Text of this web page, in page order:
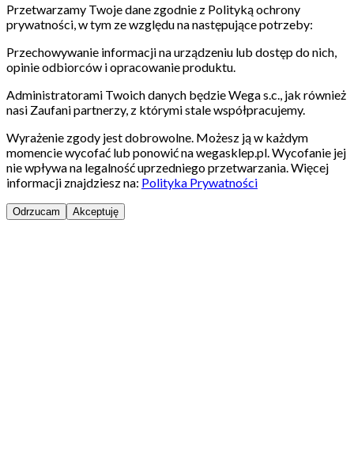
Przetwarzamy Twoje dane zgodnie z Polityką ochrony
prywatności, w tym ze względu na następujące potrzeby:
Przechowywanie informacji na urządzeniu lub dostęp do nich,
opinie odbiorców i opracowanie produktu.
Administratorami Twoich danych będzie Wega s.c., jak również
nasi Zaufani partnerzy, z którymi stale współpracujemy.
Wyrażenie zgody jest dobrowolne. Możesz ją w każdym
momencie wycofać lub ponowić na wegasklep.pl. Wycofanie jej
nie wpływa na legalność uprzedniego przetwarzania. Więcej
informacji znajdziesz na: Polityka Prywatności
Odrzucam Akceptuję